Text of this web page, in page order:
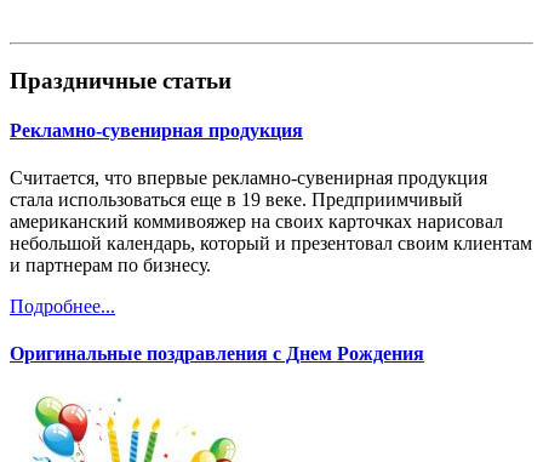
Праздничные статьи
Рекламно-сувенирная продукция
Считается, что впервые рекламно-сувенирная продукция
стала использоваться еще в 19 веке. Предприимчивый
американский коммивояжер на своих карточках нарисовал
небольшой календарь, который и презентовал своим клиентам
и партнерам по бизнесу.
Подробнее...
Оригинальные поздравления с Днем Рождения